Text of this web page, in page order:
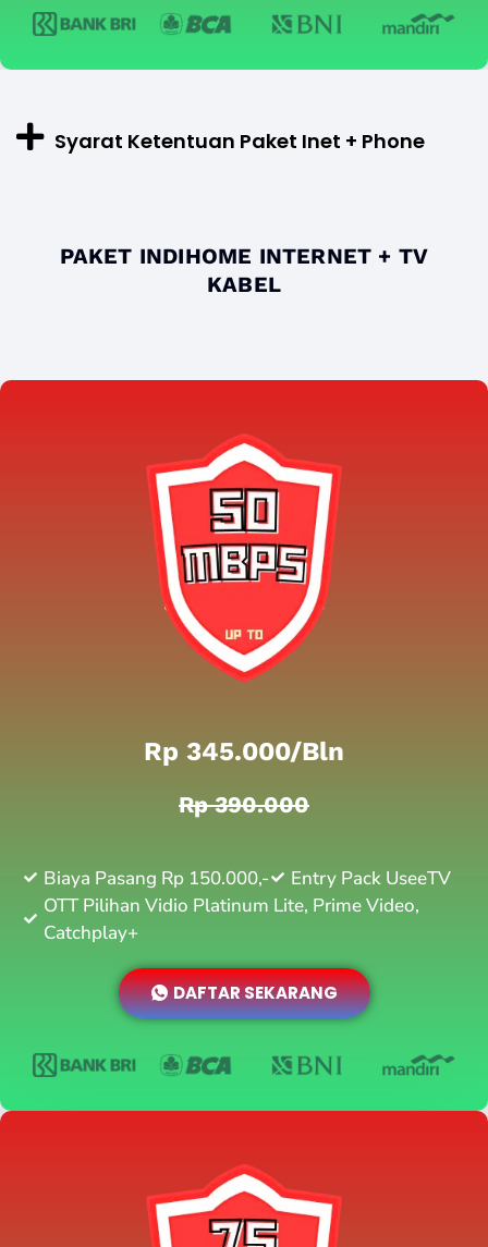
Syarat Ketentuan Paket Inet + Phone
PAKET INDIHOME INTERNET + TV
KABEL
Rp 345.000/bln
Rp 390.000
Biaya Pasang Rp 150.000,-
Entry Pack UseeTV
OTT Pilihan Vidio Platinum Lite, Prime Video,
Catchplay+
DAFTAR SEKARANG